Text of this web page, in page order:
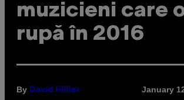
muzicieni care
rupă în 2016
By David Hillier January